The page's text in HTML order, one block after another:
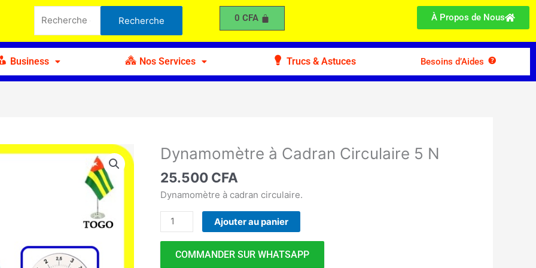
pour :
Recherche 0 CFA À Propos de Nous
Business Nos Services Trucs & Astuces Besoins d’Aides
Dynamomètre à Cadran Circulaire 5 N
25.500 CFA
Dynamomètre à cadran circulaire.
quantité
Dynamomètre
à
Circulaire
Ajouter au panier
COMMANDER SUR WHATSAPP
5
N